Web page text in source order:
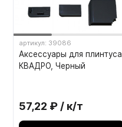
артикул: 39086
Аксессуары для плинтуса
КВАДРО, Черный
57,22 ₽ / к/т